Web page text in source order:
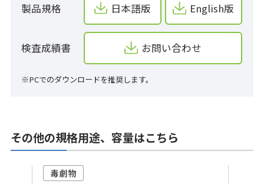
製品規格 日本語版 English版
検査成績書 お問い合わせ
※PCでのダウンロードを推奨します。
その他の規格用途、容量はこちら